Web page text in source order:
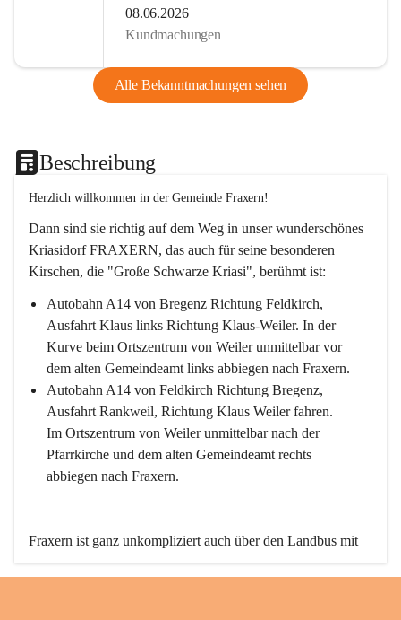
08.06.2026
Kundmachungen
Alle Bekanntmachungen sehen
Beschreibung
Herzlich willkommen in der Gemeinde Fraxern!
Dann sind sie richtig auf dem Weg in unser wunderschönes
Kriasidorf FRAXERN, das auch für seine besonderen
Kirschen, die "Große Schwarze Kriasi", berühmt ist:
Autobahn A14 von Bregenz Richtung Feldkirch,
Ausfahrt Klaus links Richtung Klaus-Weiler. In der
Kurve beim Ortszentrum von Weiler unmittelbar vor
dem alten Gemeindeamt links abbiegen nach Fraxern.
Autobahn A14 von Feldkirch Richtung Bregenz,
Ausfahrt Rankweil, Richtung Klaus Weiler fahren.
Im Ortszentrum von Weiler unmittelbar nach der
Pfarrkirche und dem alten Gemeindeamt rechts
abbiegen nach Fraxern.
Fraxern ist ganz unkompliziert auch über den Landbus mit
den öffentlichen Verkehrsmitteln zu erreichen. Die Linie